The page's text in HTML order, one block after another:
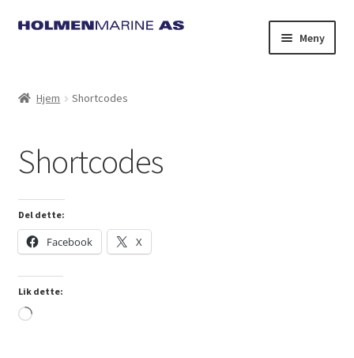
Hopp
Hopp
Meny
Hjem Shortcodes
Shortcodes
Del dette:
Facebook X
Lik dette:
Laster